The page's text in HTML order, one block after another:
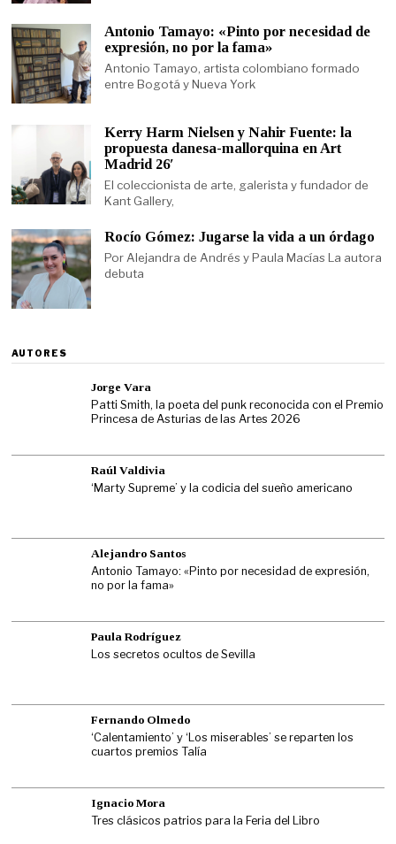
Antonio Tamayo: «Pinto por necesidad de
expresión, no por la fama»
Antonio Tamayo, artista colombiano formado
entre Bogotá y Nueva York
Kerry Harm Nielsen y Nahir Fuente: la
propuesta danesa-mallorquina en Art
Madrid 26′
El coleccionista de arte, galerista y fundador de
Kant Gallery,
Rocío Gómez: Jugarse la vida a un órdago
Por Alejandra de Andrés y Paula Macías La autora
debuta
AUTORES
Jorge Vara
Patti Smith, la poeta del punk reconocida con el Premio
Princesa de Asturias de las Artes 2026
Raúl Valdivia
‘Marty Supreme’ y la codicia del sueño americano
Alejandro Santos
Antonio Tamayo: «Pinto por necesidad de expresión,
no por la fama»
Paula Rodríguez
Los secretos ocultos de Sevilla
Fernando Olmedo
‘Calentamiento’ y ‘Los miserables’ se reparten los
cuartos premios Talía
Ignacio Mora
Tres clásicos patrios para la Feria del Libro